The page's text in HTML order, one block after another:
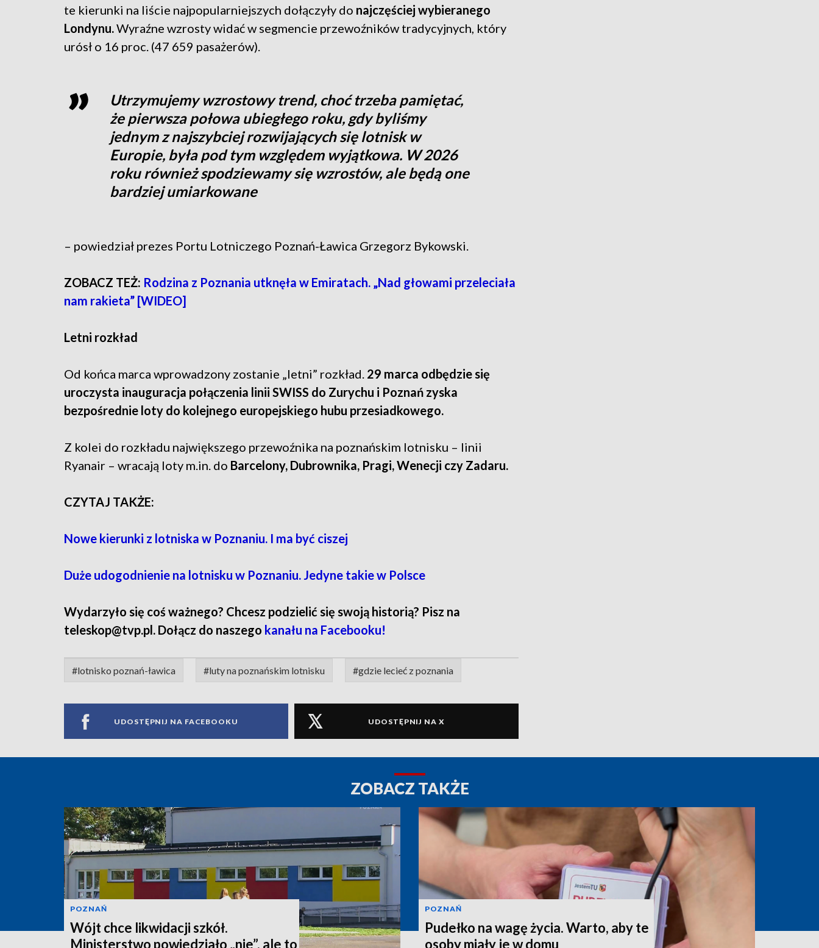
te kierunki na liście najpopularniejszych dołączyły do najczęściej wybieranego
Londynu.Wyraźne wzrosty widać w segmencie przewoźników tradycyjnych, który
urósł o 16 proc. (47 659 pasażerów).
Utrzymujemy wzrostowy trend, choć trzeba pamiętać,
że pierwsza połowa ubiegłego roku, gdy byliśmy
jednym z najszybciej rozwijających się lotnisk w
Europie, była pod tym względem wyjątkowa. W 2026
roku również spodziewamy się wzrostów, ale będą one
bardziej umiarkowane
– powiedział prezes Portu Lotniczego Poznań-Ławica Grzegorz Bykowski.
ZOBACZ TEŻ: Rodzina z Poznania utknęła w Emiratach. „Nad głowami przeleciała
nam rakieta” [WIDEO]
Letni rozkład
Od końca marca wprowadzony zostanie „letni” rozkład. 29 marca odbędzie się
uroczysta inauguracja połączenia linii SWISS do Zurychu i Poznań zyska
bezpośrednie loty do kolejnego europejskiego hubu przesiadkowego.
Z kolei do rozkładu największego przewoźnika na poznańskim lotnisku – linii
Ryanair – wracają loty m.in. do Barcelony, Dubrownika, Pragi, Wenecji czy Zadaru.
CZYTAJ TAKŻE:
Nowe kierunki z lotniska w Poznaniu. I ma być ciszej
Duże udogodnienie na lotnisku w Poznaniu. Jedyne takie w Polsce
Wydarzyło się coś ważnego? Chcesz podzielić się swoją historią? Pisz na
teleskop@tvp.pl. Dołącz do naszego kanału na Facebooku!
#lotnisko poznań-ławica #luty na poznańskim lotnisku #gdzie lecieć z poznania
UDOSTĘPNIJ NA FACEBOOKU UDOSTĘPNIJ NA X
ZOBACZ TAKŻE
POZNAŃ
Wójt chce likwidacji szkół.
Ministerstwo powiedziało „nie”, ale to
POZNAŃ
Pudełko na wagę życia. Warto, aby te
osoby miały je w domu